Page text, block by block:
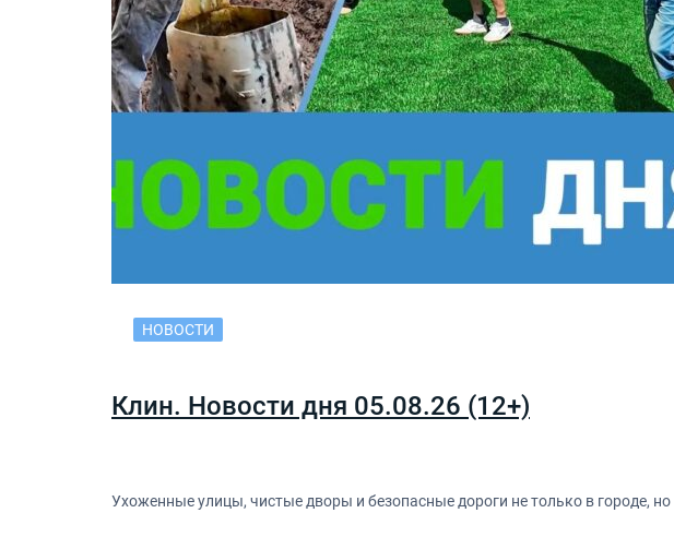
НОВОСТИ
Клин. Новости дня 05.08.26 (12+)
Ухоженные улицы, чистые дворы и безопасные дороги не только в городе,